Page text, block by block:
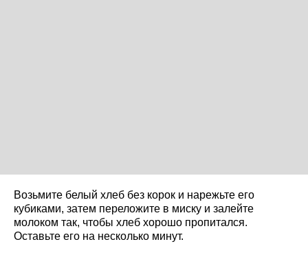
Возьмите белый хлеб без корок и нарежьте его
кубиками, затем переложите в миску и залейте
молоком так, чтобы хлеб хорошо пропитался.
Оставьте его на несколько минут.